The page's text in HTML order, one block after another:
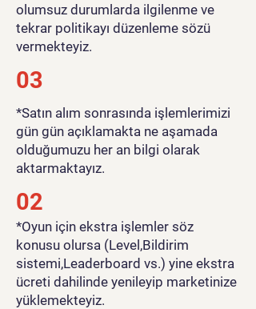
olumsuz durumlarda ilgilenme ve
tekrar politikayı düzenleme sözü
vermekteyiz.
03
*Satın alım sonrasında işlemlerimizi
gün gün açıklamakta ne aşamada
olduğumuzu her an bilgi olarak
aktarmaktayız.
02
*Oyun için ekstra işlemler söz
konusu olursa (Level,Bildirim
sistemi,Leaderboard vs.) yine ekstra
ücreti dahilinde yenileyip marketinize
yüklemekteyiz.